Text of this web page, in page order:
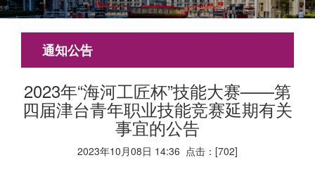
通知公告
2023年“海河工匠杯”技能大赛——第
四届津台青年职业技能竞赛延期有关
事宜的公告
2023年10月08日 14:36 点击：[702]